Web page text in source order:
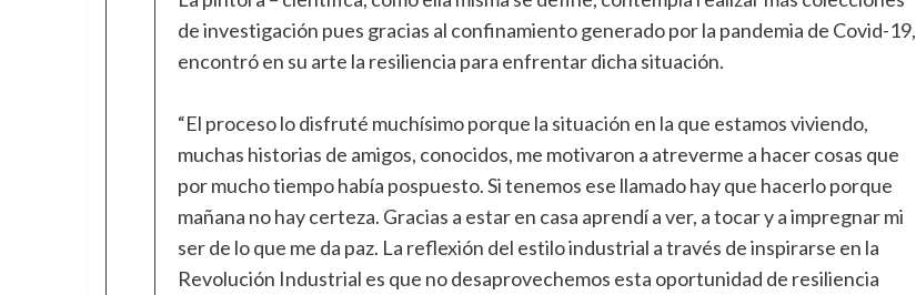
de investigación pues gracias al confinamiento generado por la pandemia de Covid-19,
encontró en su arte la resiliencia para enfrentar dicha situación.
“El proceso lo disfruté muchísimo porque la situación en la que estamos viviendo,
muchas historias de amigos, conocidos, me motivaron a atreverme a hacer cosas que
por mucho tiempo había pospuesto. Si tenemos ese llamado hay que hacerlo porque
mañana no hay certeza. Gracias a estar en casa aprendí a ver, a tocar y a impregnar mi
ser de lo que me da paz. La reflexión del estilo industrial a través de inspirarse en la
Revolución Industrial es que no desaprovechemos esta oportunidad de resiliencia